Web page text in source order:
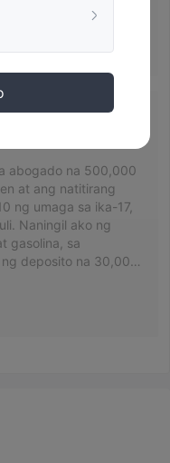
abogado na 500,000
at ang natitirang
ng umaga sa ika-17,
Naningil ako ng
gasolina, sa
deposito na 30,000
10am, pero hindi pa